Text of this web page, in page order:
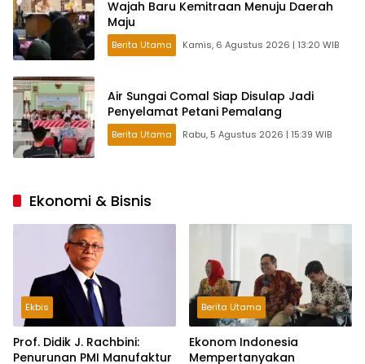
Wajah Baru Kemitraan Menuju Daerah
Maju
Berita Utama Kamis, 6 Agustus 2026 | 13:20 WIB
Air Sungai Comal Siap Disulap Jadi
Penyelamat Petani Pemalang
Berita Utama Rabu, 5 Agustus 2026 | 15:39 WIB
Ekonomi & Bisnis
Ekbis
Prof. Didik J. Rachbini:
Penurunan PMI Manufaktur
Berita Utama
Ekonom Indonesia
Mempertanyakan